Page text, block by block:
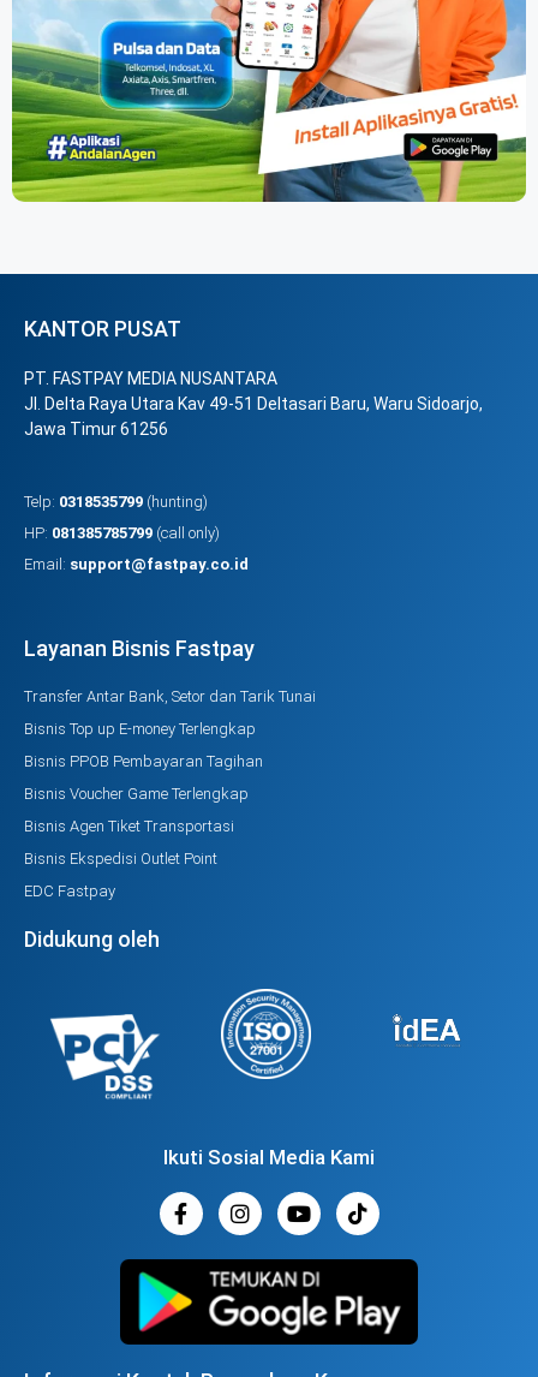
KANTOR PUSAT
PT. FASTPAY MEDIA NUSANTARA
Jl. Delta Raya Utara Kav 49-51 Deltasari Baru, Waru Sidoarjo,
Jawa Timur 61256
Telp: 0318535799 (hunting)
HP: 081385785799 (call only)
Email: support@fastpay.co.id
Layanan Bisnis Fastpay
Transfer Antar Bank, Setor dan Tarik Tunai
Bisnis Top up E-money Terlengkap
Bisnis PPOB Pembayaran Tagihan
Bisnis Voucher Game Terlengkap
Bisnis Agen Tiket Transportasi
Bisnis Ekspedisi Outlet Point
EDC Fastpay
Didukung oleh
Ikuti Sosial Media Kami